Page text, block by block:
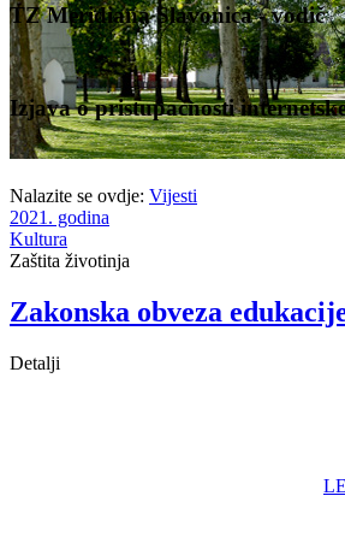
TZ Meridiana Slavonica - vodič
Izjava o pristupačnosti
Nalazite se ovdje: Vijesti
2021. godina
Kultura
Zaštita životinja
Zakonska obveza
Detalji